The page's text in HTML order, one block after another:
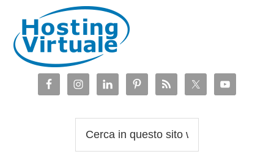
navigazione
primaria
contenuto
principale
barra
laterale
piè